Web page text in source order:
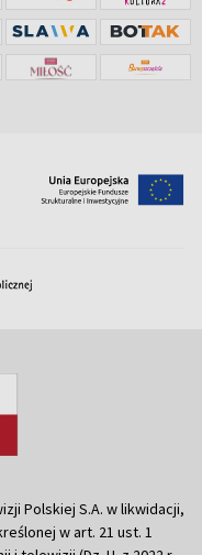
Polskiej S.A. w likwidacji,
w art. 21 ust. 1